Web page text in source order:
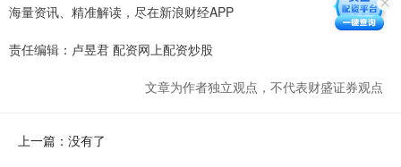
海量资讯、精准解读，尽在新浪财经APP
责任编辑：卢昱君 配资网上配资炒股
文章为作者独立观点，不代表财盛证券观点
上一篇：没有了